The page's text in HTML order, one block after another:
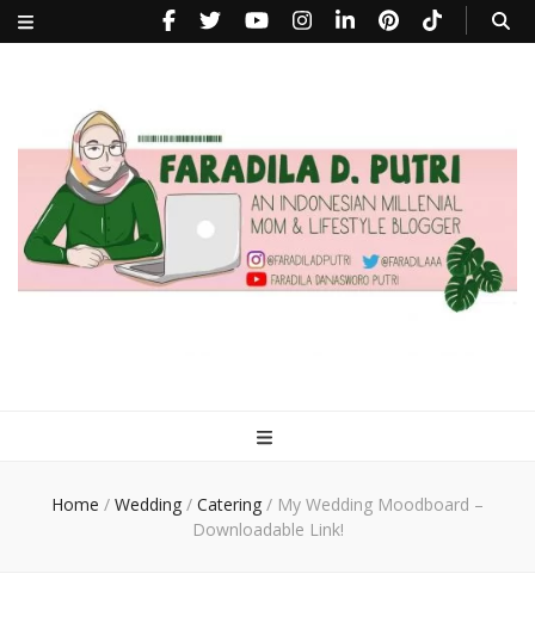
Home / Wedding / Catering / My Wedding Moodboard –
Downloadable Link!